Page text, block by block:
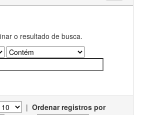
o resultado de busca.
| Ordenar registros por